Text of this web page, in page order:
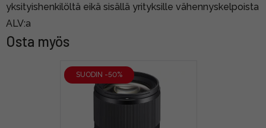
yksityishenkilöltä eikä sisällä yrityksille vähennyskelpoista
ALV:a
Osta myös
SUODIN -50%